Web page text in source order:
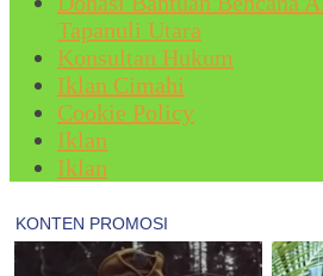
Tapanuli Utara
Konsultan Hukum
Iklan Cimahi
Cookie Policy
Iklan
Iklan